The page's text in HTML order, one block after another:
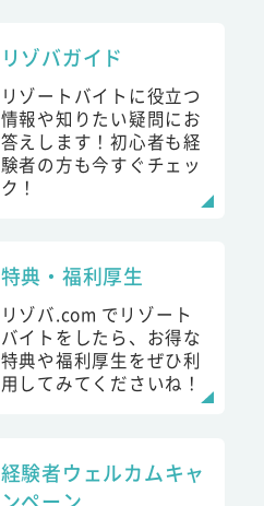
リゾバガイド
リゾートバイトに役立つ
情報や知りたい疑問にお
答えします！初心者も経
験者の方も今すぐチェッ
ク！
特典・福利厚生
リゾバ.com でリゾート
バイトをしたら、お得な
特典や福利厚生をぜひ利
用してみてくださいね！
経験者ウェルカムキャ
ンペーン